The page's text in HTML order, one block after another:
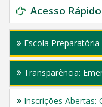
Acesso Rápido
Escola Preparatória
Transparência:
Inscrições Abertas: